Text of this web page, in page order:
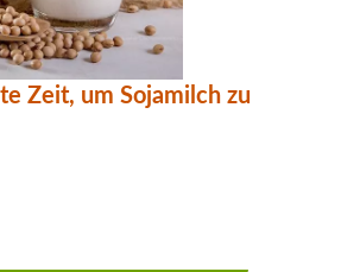
Zeit, um Sojamilch zu